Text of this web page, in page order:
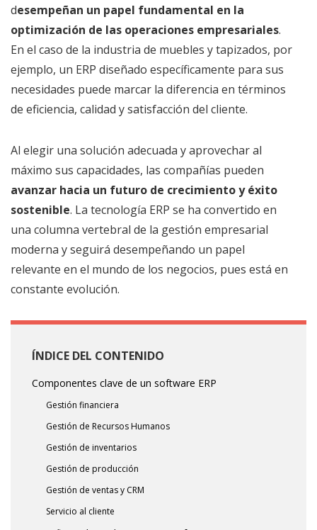
desempeñan un papel fundamental en la
optimización de las operaciones empresariales.
En el caso de la industria de muebles y tapizados, por
ejemplo, un ERP diseñado específicamente para sus
necesidades puede marcar la diferencia en términos
de eficiencia, calidad y satisfacción del cliente.
Al elegir una solución adecuada y aprovechar al
máximo sus capacidades, las compañías pueden
avanzar hacia un futuro de crecimiento y éxito
sostenible. La tecnología ERP se ha convertido en
una columna vertebral de la gestión empresarial
moderna y seguirá desempeñando un papel
relevante en el mundo de los negocios, pues está en
constante evolución.
ÍNDICE DEL CONTENIDO
Componentes clave de un software ERP
Gestión financiera
Gestión de Recursos Humanos
Gestión de inventarios
Gestión de producción
Gestión de ventas y CRM
Servicio al cliente